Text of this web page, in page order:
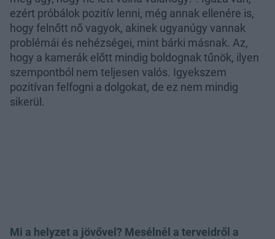
ezért próbálok pozitív lenni, még annak ellenére is,
hogy felnőtt nő vagyok, akinek ugyanúgy vannak
problémái és nehézségei, mint bárki másnak. Az,
hogy a kamerák előtt mindig boldognak tűnök, ilyen
szempontból nem teljesen valós. Igyekszem
pozitívan felfogni a dolgokat, de ez nem mindig
sikerül.
Mi a helyzet a jövővel? Mesélnél a terveidről a